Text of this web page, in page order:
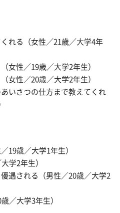
れる（女性／21歳／大学4年
女性／19歳／大学2年生）
女性／20歳／大学2年生）
いさつの仕方まで教えてくれ
19歳／大学1年生）
学2年生）
遇される（男性／20歳／大学2
／大学3年生）